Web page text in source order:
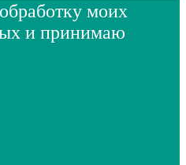
моих
и принимаю